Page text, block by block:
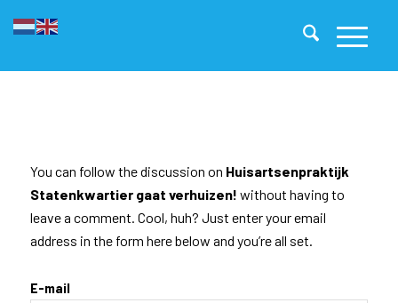
You can follow the discussion on Huisartsenpraktijk
Statenkwartier gaat verhuizen! without having to
leave a comment. Cool, huh? Just enter your email
address in the form here below and you’re all set.
E-mail